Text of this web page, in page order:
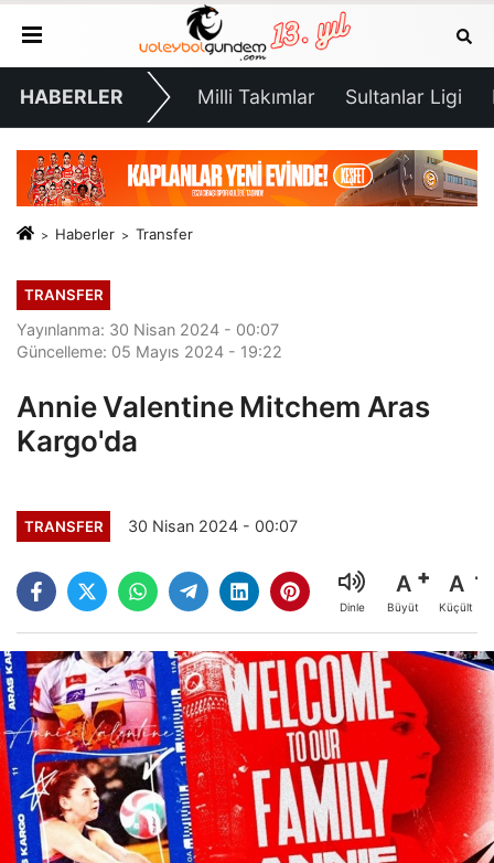
HABERLER Milli Takımlar Sultanlar Ligi
Haberler Transfer
TRANSFER
Yayınlanma: 30 Nisan 2024 - 00:07
Güncelleme: 05 Mayıs 2024 - 19:22
Annie Valentine Mitchem Aras
Kargo'da
TRANSFER 30 Nisan 2024 - 00:07
Dinle
A
Büyüt
A
Küçült